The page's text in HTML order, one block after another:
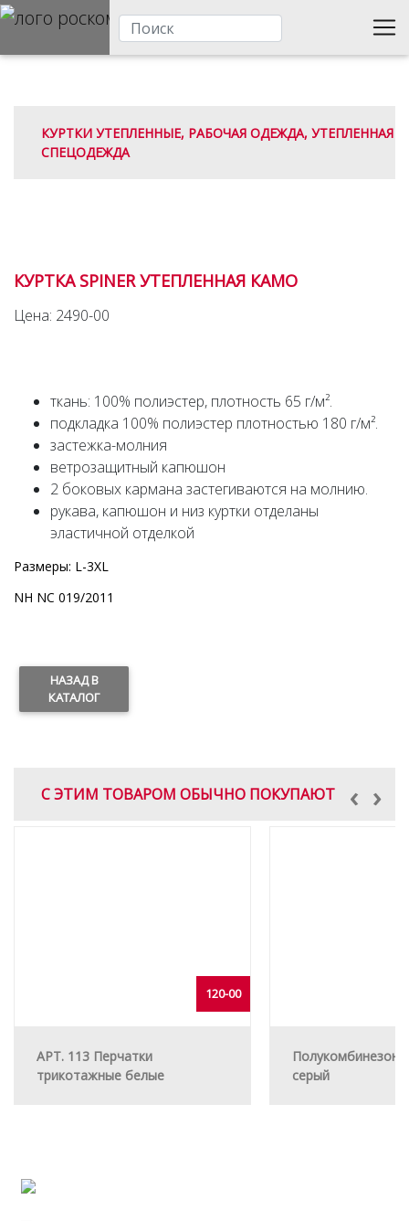
КУРТКИ УТЕПЛЕННЫЕ, РАБОЧАЯ ОДЕЖДА, УТЕПЛЕННАЯ
СПЕЦОДЕЖДА
КУРТКА SPINER УТЕПЛЕННАЯ КАМО
Цена: 2490-00
ткань: 100% полиэстер, плотность 65 г/м².
подкладка 100% полиэстер плотностью 180 г/м².
застежка-молния
ветрозащитный капюшон
2 боковых кармана застегиваются на молнию.
рукава, капюшон и низ куртки отделаны
эластичной отделкой
Размеры: L-3XL
NH NC 019/2011
НАЗАД В
КАТАЛОГ
С ЭТИМ ТОВАРОМ ОБЫЧНО ПОКУПАЮТ ›
‹
120-00
АРТ. 113 Перчатки
трикотажные белые
Полукомбинезон
серый